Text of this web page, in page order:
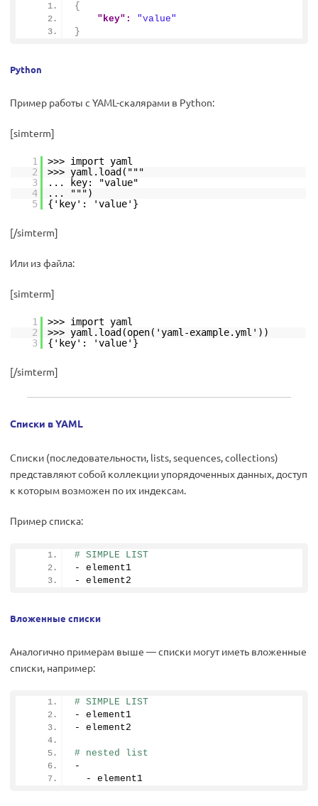
{
"key":
"value"
}
Python
Пример работы с YAML-скалярами в Python:
[simterm]
1
>>> import yaml
2
>>> yaml.load("""
3
... key: "value"
4
... """)
5
{'key': 'value'}
[/simterm]
Или из файла:
[simterm]
1
>>> import yaml
2
>>> yaml.load(open('yaml-example.yml'))
3
{'key': 'value'}
[/simterm]
Списки в YAML
Списки (последовательности, lists, sequences, collections)
представляют собой коллекции упорядоченных данных, доступ
к которым возможен по их индексам.
Пример списка:
# SIMPLE LIST
- element1
- element2
Вложенные списки
Аналогично примерам выше — списки могут иметь вложенные
списки, например:
# SIMPLE LIST
- element1
- element2
# nested list
-
  - element1